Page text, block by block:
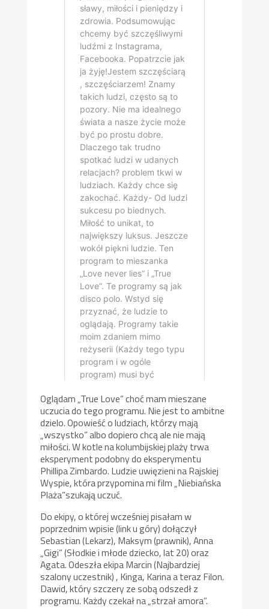
Oglądam „True Love” choć mam mieszane
uczucia do tego programu. Nie jest to ambitne
dzielo. Opowieść o ludziach, którzy mają
„wszystko” albo dopiero chcą ale nie mają
miłości. W kotle na kolumbijskiej plaży trwa
eksperyment podobny do eksperymentu
Phillipa Zimbardo. Ludzie uwięzieni na Rajskiej
Wyspie, która przypomina mi film „Niebiańska
Plaża”szukają uczuć.
Do ekipy, o której wcześniej pisałam w
poprzednim wpisie (link u góry) dołączył
Sebastian (Lekarz), Maksym (prawnik), Anna
„Gigi” (Słodkie i młode dziecko, lat 20) oraz
Agata. Odeszła ekipa Marcin (Najbardziej
szalony uczestnik) , Kinga, Karina a teraz Filon.
Dawid, który szczery ze sobą odszedł z
programu. Każdy czekał na „strzał amora”.